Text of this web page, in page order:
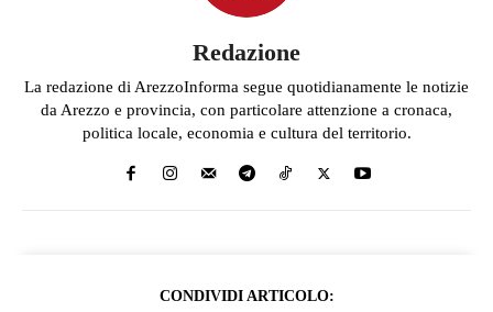
Redazione
La redazione di ArezzoInforma segue quotidianamente le notizie
da Arezzo e provincia, con particolare attenzione a cronaca,
politica locale, economia e cultura del territorio.
CONDIVIDI ARTICOLO: